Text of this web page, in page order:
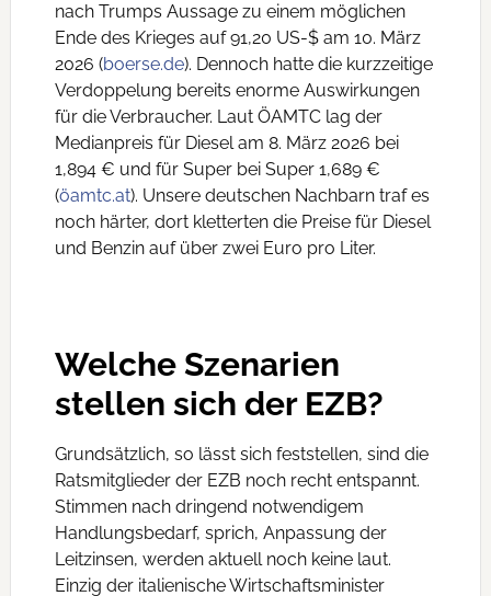
nach Trumps Aussage zu einem möglichen
Ende des Krieges auf 91,20 US-$ am 10. März
2026 (boerse.de). Dennoch hatte die kurzzeitige
Verdoppelung bereits enorme Auswirkungen
für die Verbraucher. Laut ÖAMTC lag der
Medianpreis für Diesel am 8. März 2026 bei
1,894 € und für Super bei Super 1,689 €
(öamtc.at). Unsere deutschen Nachbarn traf es
noch härter, dort kletterten die Preise für Diesel
und Benzin auf über zwei Euro pro Liter.
Welche Szenarien
stellen sich der EZB?
Grundsätzlich, so lässt sich feststellen, sind die
Ratsmitglieder der EZB noch recht entspannt.
Stimmen nach dringend notwendigem
Handlungsbedarf, sprich, Anpassung der
Leitzinsen, werden aktuell noch keine laut.
Einzig der italienische Wirtschaftsminister